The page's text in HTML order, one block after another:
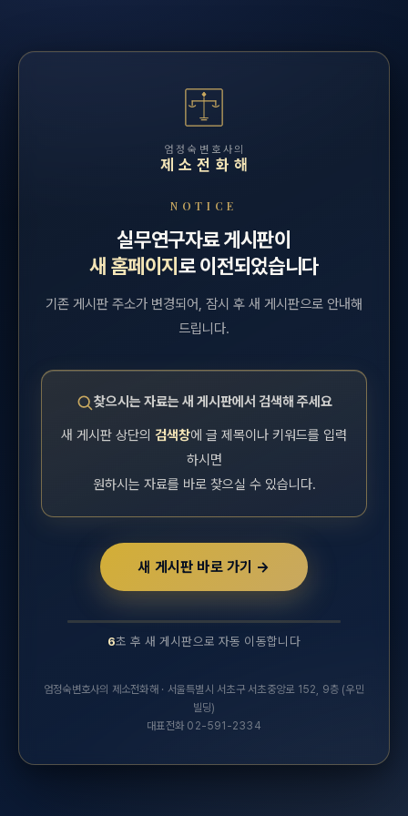
엄정숙변호사의
제소전화해
NOTICE
실무연구자료 게시판이
새 홈페이지 로 이전되었습니다
기존 게시판 주소가 변경되어, 잠시 후 새 게시판으로 안내해
드립니다.
찾으시는 자료는 새 게시판에서 검색해 주세요
새 게시판 상단의 검색창에 글 제목이나 키워드를 입력
하시면
원하시는 자료를 바로 찾으실 수 있습니다.
새 게시판 바로 가기 →
6초 후 새 게시판으로 자동 이동합니다
엄정숙변호사의 제소전화해 · 서울특별시 서초구 서초중앙로 152, 9층 (우민
빌딩)
대표전화 02-591-2334